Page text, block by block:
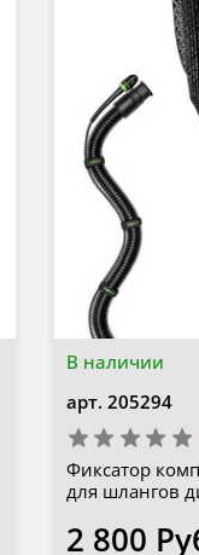
В наличии
арт. 205294
Фиксатор
для шлангов
2 800